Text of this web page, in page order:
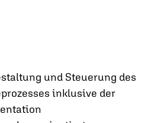
und Steuerung des
inklusive der